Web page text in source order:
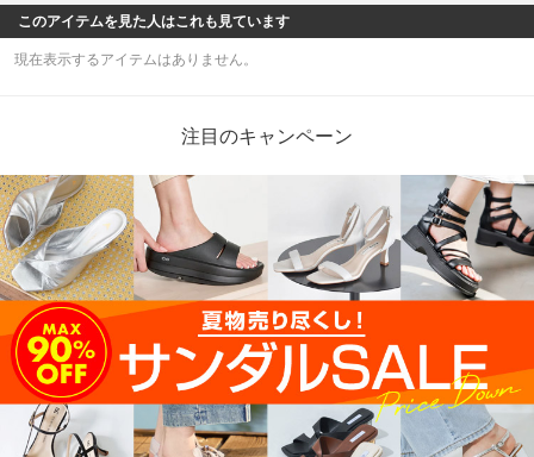
このアイテムを見た人はこれも見ています
現在表示するアイテムはありません。
注目のキャンペーン